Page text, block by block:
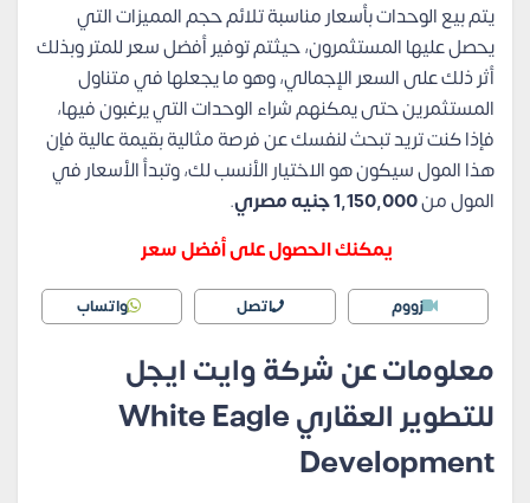
يتم بيع الوحدات بأسعار مناسبة تلائم حجم المميزات التي
يحصل عليها المستثمرون، حيثتم توفير أفضل سعر للمتر وبذلك
أثر ذلك على السعر الإجمالي، وهو ما يجعلها في متناول
المستثمرين حتى يمكنهم شراء الوحدات التي يرغبون فيها،
فإذا كنت تريد تبحث لنفسك عن فرصة مثالية بقيمة عالية فإن
هذا المول سيكون هو الاختيار الأنسب لك، وتبدأ الأسعار في
المول من
.
يمكنك الحصول على أفضل سعر
زووم اتصل واتساب
معلومات عن شركة وايت ايجل
للتطوير العقاري White Eagle
Development